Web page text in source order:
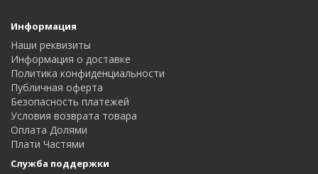
Информация
Наши реквизиты
Информация о доставке
Политика конфиденциальности
Публичная оферта
Безопасность платежей
Условия возврата товара
Оплата Долями
Плати Частями
Служба поддержки